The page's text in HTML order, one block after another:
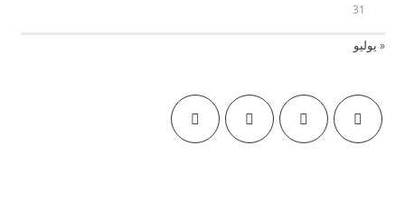
31
« يوليو